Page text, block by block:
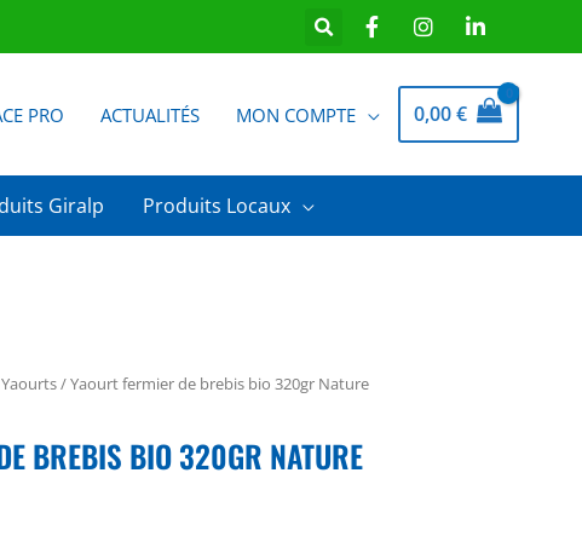
PRO ACTUALITÉS MON COMPTE 0,00€
Giralp Produits Locaux
Yaourts/ Yaourt fermier de brebis bio 320gr Nature
BREBIS BIO 320GR NATURE